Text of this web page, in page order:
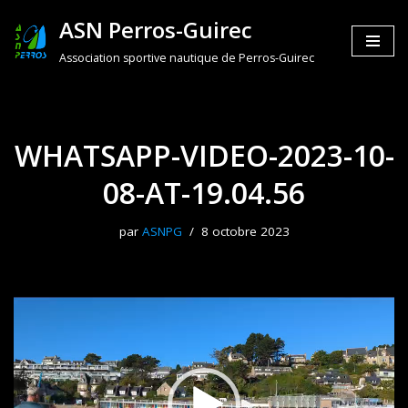
Aller
ASN Perros-Guirec
Association sportive nautique de Perros-Guirec
WHATSAPP-VIDEO-2023-10-
08-AT-19.04.56
par ASNPG 8 octobre 2023
t
e